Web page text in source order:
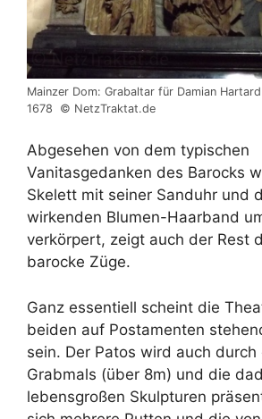
Mainzer Dom: Grabaltar für Damian
1678 © NetzTraktat.de
Abgesehen von dem typischen
Vanitasgedanken des Barocks
Skelett mit seiner Sanduhr und
wirkenden Blumen-Haarband
verkörpert, zeigt auch der Rest
barocke Züge.
Ganz essentiell scheint die
beiden auf Postamenten
sein. Der Patos wird auch durch
Grabmals (über 8m) und die
lebensgroßen Skulpturen